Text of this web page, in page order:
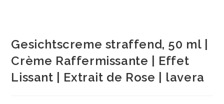
Gesichtscreme straffend, 50 ml |
Crème Raffermissante | Effet
Lissant | Extrait de Rose | lavera